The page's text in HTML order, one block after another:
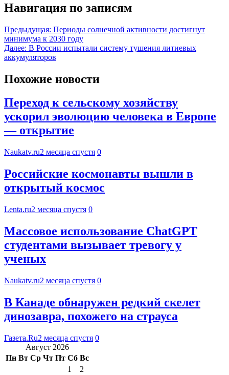
Навигация по записям
Предыдущая: Периоды солнечной активности достигнут
минимума к 2030 году
Далее: В России испытали систему тушения литиевых
аккумуляторов
Похожие новости
Переход к сельскому хозяйству
ускорил эволюцию человека в Европе
— открытие
Naukatv.ru2 месяца спустя 0
Российские космонавты вышли в
открытый космос
Lenta.ru2 месяца спустя 0
Массовое использование ChatGPT
студентами вызывает тревогу у
ученых
Naukatv.ru2 месяца спустя 0
В Канаде обнаружен редкий скелет
динозавра, похожего на страуса
Газета.Ru2 месяца спустя 0
Август 2026
Пн Вт Ср Чт Пт Сб Вс
1
2